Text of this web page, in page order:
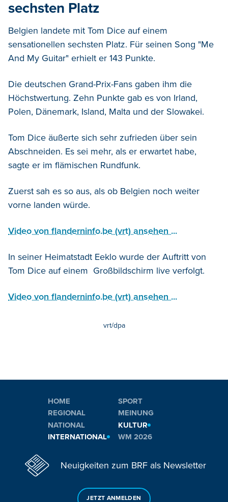
sechsten Platz
Belgien landete mit Tom Dice auf einem
sensationellen sechsten Platz. Für seinen Song "Me
And My Guitar" erhielt er 143 Punkte.
Die deutschen Grand-Prix-Fans gaben ihm die
Höchstwertung. Zehn Punkte gab es von Irland,
Polen, Dänemark, Island, Malta und der Slowakei.
Tom Dice äußerte sich sehr zufrieden über sein
Abschneiden. Es sei mehr, als er erwartet habe,
sagte er im flämischen Rundfunk.
Zuerst sah es so aus, als ob Belgien noch weiter
vorne landen würde.
Video von flanderninfo.be (vrt) ansehen ...
In seiner Heimatstadt Eeklo wurde der Auftritt von
Tom Dice auf einem Großbildschirm live verfolgt.
Video von flanderninfo.be (vrt) ansehen ...
vrt/dpa
HOME
REGIONAL
NATIONAL
INTERNATIONAL
SPORT
MEINUNG
KULTUR
WM 2026
Neuigkeiten zum BRF als Newsletter
JETZT ANMELDEN